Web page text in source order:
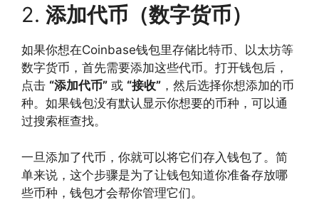
2. 添加代币（数字货币）
如果你想在Coinbase钱包里存储比特币、以太坊等
数字货币，首先需要添加这些代币。打开钱包后，
点击 “添加代币” 或 “接收” ，然后选择你想添加的币
种。如果钱包没有默认显示你想要的币种，可以通
过搜索框查找。
一旦添加了代币，你就可以将它们存入钱包了。简
单来说，这个步骤是为了让钱包知道你准备存放哪
些币种，钱包才会帮你管理它们。